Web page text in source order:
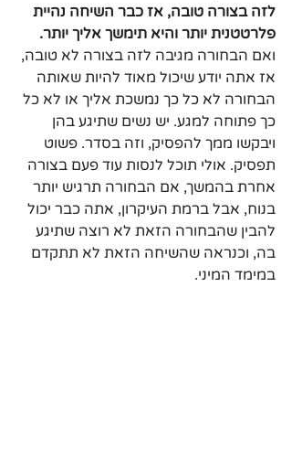
לזה בצורה טובה, אז כבר השיחה נהיית
פלרטטנית יותר והיא תימשך אליך יותר.
ואם הבחורה מגיבה לזה בצורה לא טובה,
אז אתה יודע שיכול מאוד להיות שאותה
הבחורה לא כל כך נמשכת אליך או לא כל
כך פתוחה למגע. יש נשים שתיגע בהן
ויבקשו ממך להפסיק, וזה בסדר. פשוט
תפסיק. אולי תוכל לנסות עוד פעם בצורה
אחרת בהמשך, אם הבחורה תרגיש יותר
בנוח, אבל ברמת העיקרון, אתה כבר יכול
להבין שהבחורה הזאת לא רוצה שתיגע
בה, וכנראה שהשיחה הזאת לא תתקדם
במימד המיני.